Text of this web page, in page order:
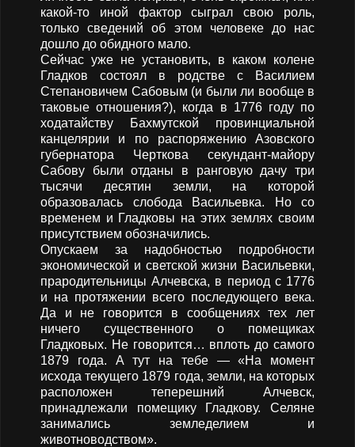
какой-то иной фактор сыграл свою роль,
только сведений об этом человеке до нас
дошло до обидного мало.
Сейчас уже не установить, в каком колене
Гладков состоял в родстве с Василием
Степановичем Сабовым (и были ли вообще в
таковые отношения?), когда в 1776 году по
ходатайству Бахмутской провинциальной
канцелярии и по распоряжению Азовского
губернатора Черткова секундант-майору
Сабову были отданы в ранговую дачу три
тысячи десятин земли, на которой
образовалась слобода Васильевка. Но со
временем и Гладковы на этих землях своим
присутствием обозначились.
Опускаем за надобностью подробности
экономической и светской жизни Васильевки,
прародительницы Алчевска, в период с 1776
и на протяжении всего последующего века.
Да и не говорится в сообщениях тех лет
ничего существенного о помещиках
Гладковых. Не говорится… вплоть до самого
1879 года. А тут на тебе — «На момент
исхода текущего 1879 года, земли, на которых
расположен теперешний Алчевск,
принадлежали помещику Гладкову. Селяне
занимались земледелием и
животноводством».